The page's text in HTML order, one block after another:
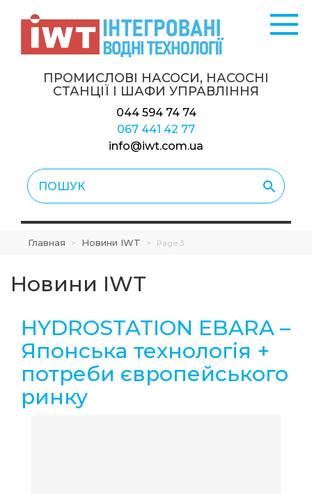
ПРОМИСЛОВІ НАСОСИ, НАСОСНІ
СТАНЦІЇ І ШАФИ УПРАВЛІННЯ
044 594 74 74
067 441 42 77
info@iwt.com.ua
Главная > Новини IWT > Page 3
Новини IWT
HYDROSTATION EBARA –
Японська технологія +
потреби європейського
ринку